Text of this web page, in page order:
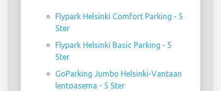
Flypark Helsinki Comfort Parking - 5
Ster
Flypark Helsinki Basic Parking - 5
Ster
GoParking Jumbo Helsinki-Vantaan
lentoasema - 5 Ster